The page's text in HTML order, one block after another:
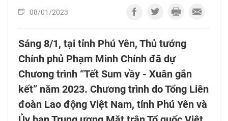
08/01/2023
Sáng 8/1, tại tỉnh Phú Yên, Thủ tướng
Chính phủ Phạm Minh Chính đã dự
Chương trình “Tết Sum vầy - Xuân gắn
kết” năm 2023. Chương trình do Tổng Liên
đoàn Lao động Việt Nam, tỉnh Phú Yên và